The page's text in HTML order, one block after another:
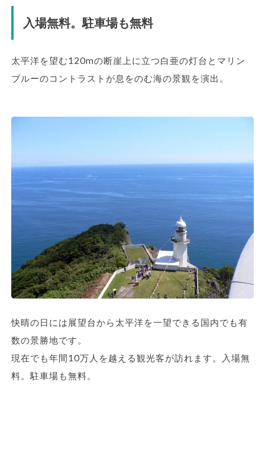
入場無料。駐車場も無料
太平洋を望む120mの断崖上に立つ白亜の灯台とマリン
ブルーのコントラストが息をのむ海の景観を演出。
快晴の日には展望台から太平洋を一望できる国内でも有
数の景勝地です。
現在でも年間10万人を越える観光客が訪れます。入場無
料。駐車場も無料。